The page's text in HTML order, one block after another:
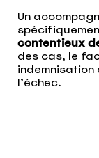
Un
contentieux
des cas, le
l’échec.